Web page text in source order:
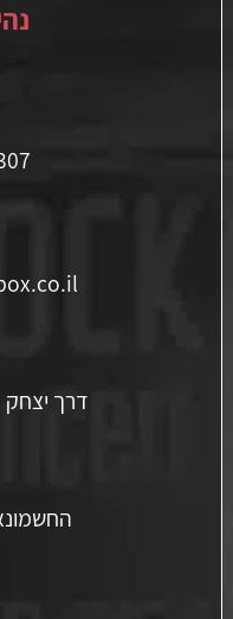
דרך יצחק רבין 4,
החשמונאים 90,